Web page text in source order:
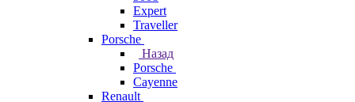
Expert
Traveller
Porsche
Назад
Porsche
Cayenne
Renault